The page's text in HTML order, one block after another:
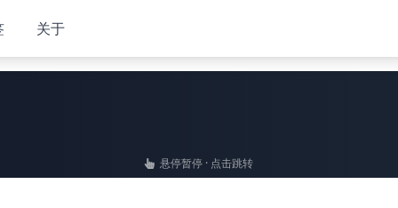
关于
悬停暂停 · 点击跳转